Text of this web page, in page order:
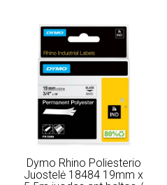
Dymo Rhino Poliesterio
Juostelė 18484 19mm x